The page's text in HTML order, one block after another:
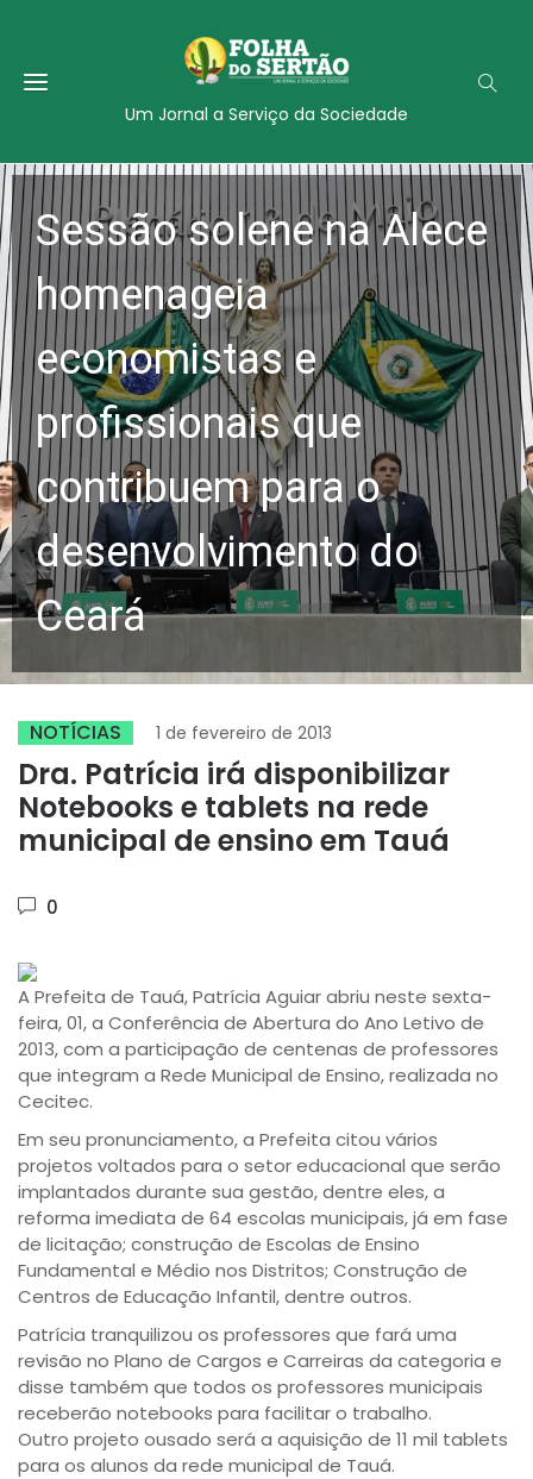
Um Jornal a Serviço da Sociedade
Sessão solene na Alece
homenageia
economistas e
profissionais que
contribuem para o
desenvolvimento do
Ceará
NOTÍCIAS 1 de fevereiro de 2013
Dra. Patrícia irá disponibilizar
Notebooks e tablets na rede
municipal de ensino em Tauá
0
A Prefeita de Tauá, Patrícia Aguiar abriu neste sexta-
feira, 01, a Conferência de Abertura do Ano Letivo de
2013, com a participação de centenas de professores
que integram a Rede Municipal de Ensino, realizada no
Cecitec.
Em seu pronunciamento, a Prefeita citou vários
projetos voltados para o setor educacional que serão
implantados durante sua gestão, dentre eles, a
reforma imediata de 64 escolas municipais, já em fase
de licitação; construção de Escolas de Ensino
Fundamental e Médio nos Distritos; Construção de
Centros de Educação Infantil, dentre outros.
Patrícia tranquilizou os professores que fará uma
revisão no Plano de Cargos e Carreiras da categoria e
disse também que todos os professores municipais
receberão notebooks para facilitar o trabalho.
Outro projeto ousado será a aquisição de 11 mil tablets
para os alunos da rede municipal de Tauá.